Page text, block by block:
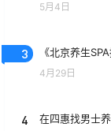
5月4日
3 《北京养生
4月29日
4 在四惠找男士